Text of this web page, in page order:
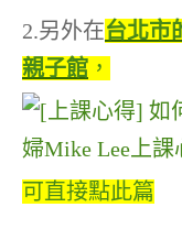
2.另外在台北市
親子館 ，
可直接點此篇